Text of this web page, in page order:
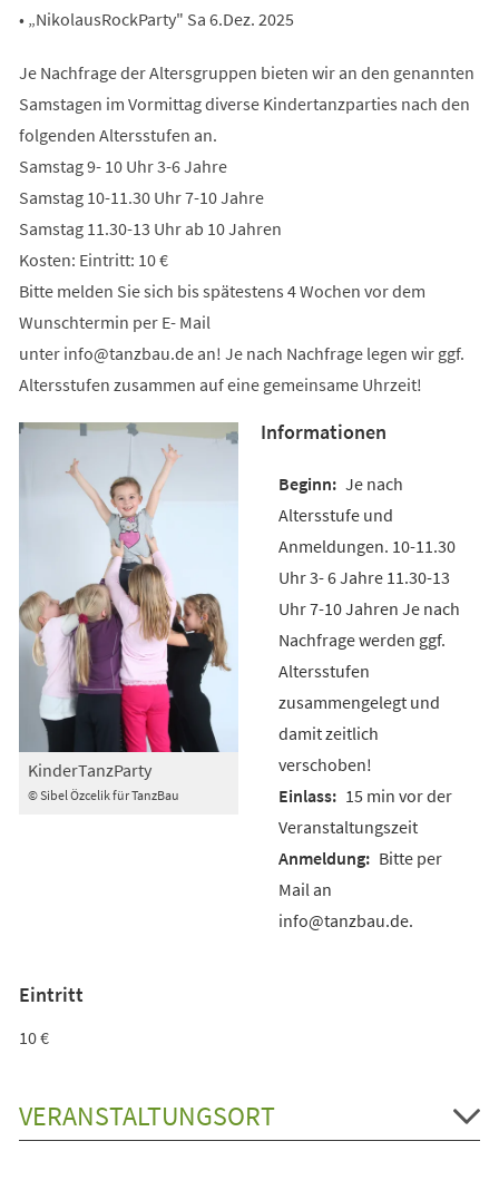
• „NikolausRockParty" Sa 6.Dez. 2025
Je Nachfrage der Altersgruppen bieten wir an den genannten
Samstagen im Vormittag diverse Kindertanzparties nach den
folgenden Altersstufen an.
Samstag 9- 10 Uhr 3-6 Jahre
Samstag 10-11.30 Uhr 7-10 Jahre
Samstag 11.30-13 Uhr ab 10 Jahren
Kosten: Eintritt: 10 €
Bitte melden Sie sich bis spätestens 4 Wochen vor dem
Wunschtermin per E- Mail
unter info tanzbau dean! Je nach Nachfrage legen wir ggf.
Altersstufen zusammen auf eine gemeinsame Uhrzeit!
© Sibel Özcelik für TanzBau
KinderTanzParty
Informationen
Je nach
Altersstufe und
Anmeldungen. 10-11.30
Uhr 3- 6 Jahre 11.30-13
Uhr 7-10 Jahren Je nach
Nachfrage werden ggf.
Altersstufen
zusammengelegt und
damit zeitlich
verschoben!
15 min vor der
Veranstaltungszeit
Bitte per
Mail an
info@tanzbau.de.
Eintritt
10 €
VERANSTALTUNGSORT